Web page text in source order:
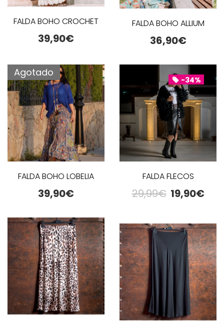
FALDA BOHO CROCHET
39,90€
FALDA BOHO ALLIUM
36,90€
Agotado
FALDA BOHO LOBELIA
39,90€
-34%
FALDA FLECOS
29,99€ 19,90€